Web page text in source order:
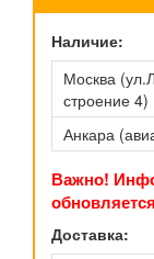
Наличие:
Москва
строение 4)
Анкара
Важно!
Доставка: